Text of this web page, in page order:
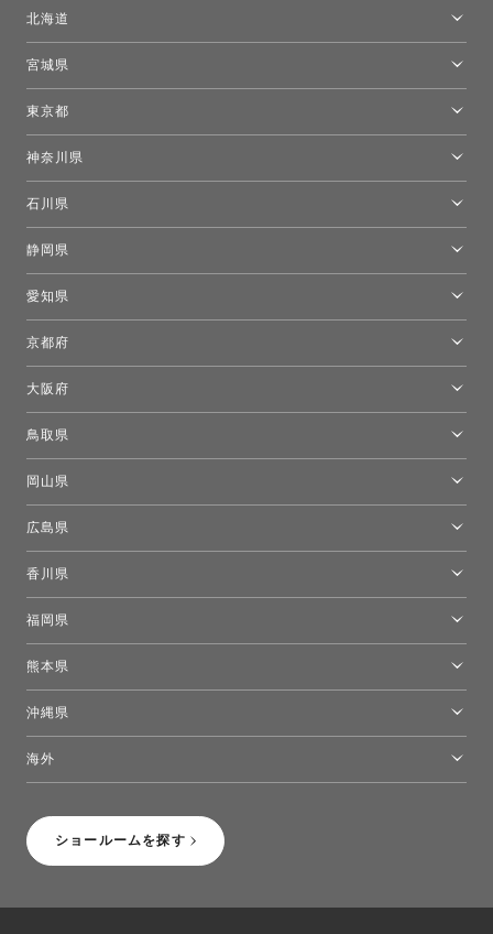
ショールームを探す
北海道
宮城県
東京都
モーイ東京
キーブー東京
FLOS｜フロスデザインスペース青山
神奈川県
石川県
静岡県
愛知県
京都府
大阪府
鳥取県
岡山県
広島県
香川県
福岡県
熊本県
沖縄県
海外